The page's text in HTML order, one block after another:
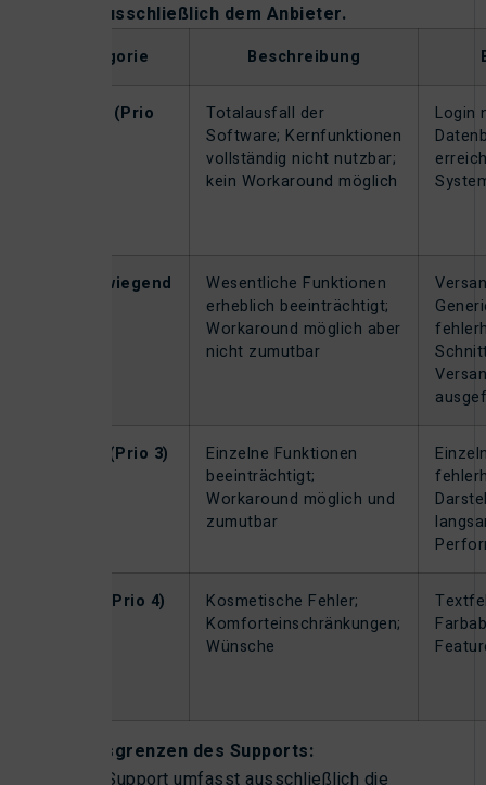
obliegt ausschließlich dem Anbieter.
Kategorie Beschreibung
Kritisch (Prio
Totalausfall der
Software; Kernfunktionen
vollständig nicht nutzbar;
kein Workaround möglich
Login
Schwerwiegend
Wesentliche Funktionen
erheblich beeinträchtigt;
Workaround möglich aber
nicht zumutbar
Normal (Prio 3)
Einzelne Funktionen
beeinträchtigt;
Workaround möglich und
zumutbar
Gering (Prio 4)
Kosmetische Fehler;
Komforteinschränkungen;
Wünsche
Leistungsgrenzen des Supports:
Der Support umfasst ausschließlich die